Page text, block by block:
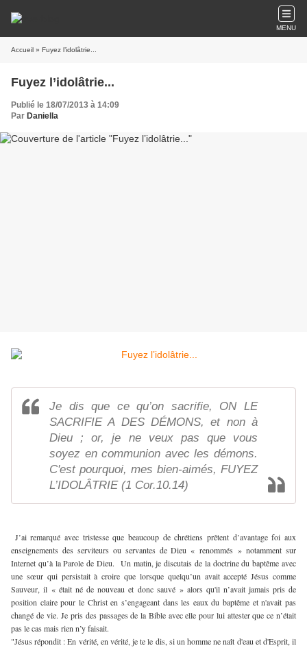
MENU
Accueil » Fuyez l’idolâtrie...
Fuyez l’idolâtrie...
Publié le 18/07/2013 à 14:09
Par Daniella
Je dis que ce qu’on sacrifie, ON LE
SACRIFIE A DES DÉMONS, et non à
Dieu ; or, je ne veux pas que vous
soyez en communion avec les démons.
C'est pourquoi, mes bien-aimés, FUYEZ
L’IDOLÂTRIE (1 Cor.10.14)
J’ai remarqué avec tristesse que beaucoup de chrétiens prêtent d’avantage foi aux
enseignements des serviteurs ou servantes de Dieu « renommés » notamment sur
Internet qu’à la Parole de Dieu. Un matin, je discutais de la doctrine du baptême avec
une sœur qui persistait à croire que lorsque quelqu’un avait accepté Jésus comme
Sauveur, il « était né de nouveau et donc sauvé » alors qu'il n’avait jamais pris de
position claire pour le Christ en s’engageant dans les eaux du baptême et n'avait pas
changé de vie. Je pris des passages de la Bible avec elle pour lui attester que ce n’était
pas le cas mais rien n’y faisait.
"Jésus répondit : En vérité, en vérité, je te le dis, si un homme ne naît d'eau et d'Esprit, il